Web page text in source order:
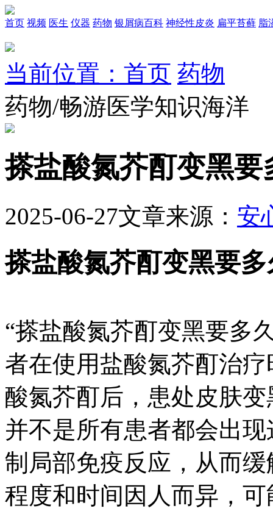
首页 视频 医生 仪器 药物 银屑病百科 神经性皮炎 扁平苔藓 脂
当前位置：首页 药物
药物/畅游医学知识海洋
搽盐酸氮芥酊变黑要
2025-06-27文章来源： 安
搽盐酸氮芥酊变黑要
“搽盐酸氮芥酊变黑要多
者在使用盐酸氮芥酊治
酸氮芥酊后，患处皮肤
并不是所有患者都会出
制局部免疫反应，从而
程度和时间因人而异，